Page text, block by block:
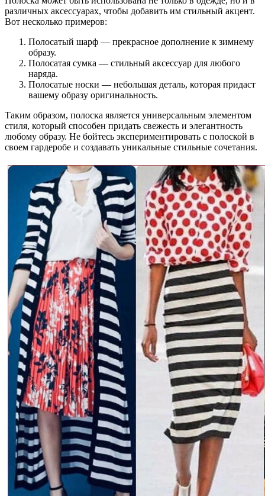
различных аксессуарах, чтобы добавить им стильный акцент.
Вот несколько примеров:
Полосатый шарф — прекрасное дополнение к зимнему
образу.
Полосатая сумка — стильный аксессуар для любого
наряда.
Полосатые носки — небольшая деталь, которая придаст
вашему образу оригинальность.
Таким образом, полоска является универсальным элементом
стиля, который способен придать свежесть и элегантность
любому образу. Не бойтесь экспериментировать с полоской в
своем гардеробе и создавать уникальные стильные сочетания.